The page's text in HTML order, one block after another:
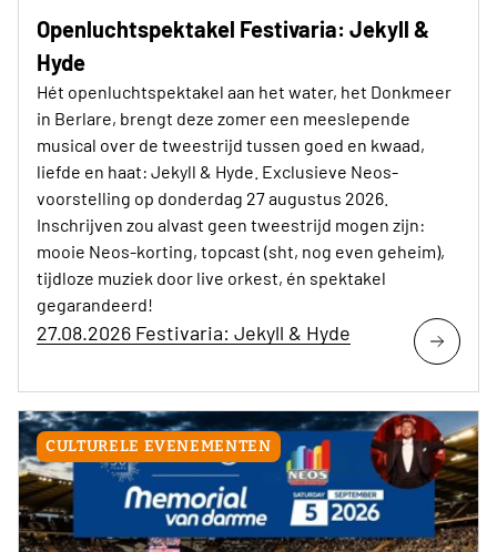
Openluchtspektakel Festivaria: Jekyll &
Hyde
Hét openluchtspektakel aan het water, het Donkmeer
in Berlare, brengt deze zomer een meeslepende
musical over de tweestrijd tussen goed en kwaad,
liefde en haat: Jekyll & Hyde. Exclusieve Neos-
voorstelling op donderdag 27 augustus 2026.
Inschrijven zou alvast geen tweestrijd mogen zijn:
mooie Neos-korting, topcast (sht, nog even geheim),
tijdloze muziek door live orkest, én spektakel
gegarandeerd!
27.08.2026 Festivaria: Jekyll & Hyde
CULTURELE EVENEMENTEN